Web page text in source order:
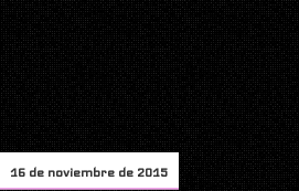
16 de noviembre de 2015